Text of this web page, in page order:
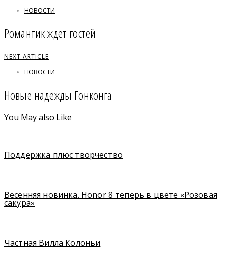
НОВОСТИ
Романтик ждет гостей
NEXT ARTICLE
НОВОСТИ
Новые надежды Гонконга
You May also Like
Поддержка плюс творчество
Весенняя новинка. Honor 8 теперь в цвете «Розовая
сакура»
Частная Вилла Колоньи